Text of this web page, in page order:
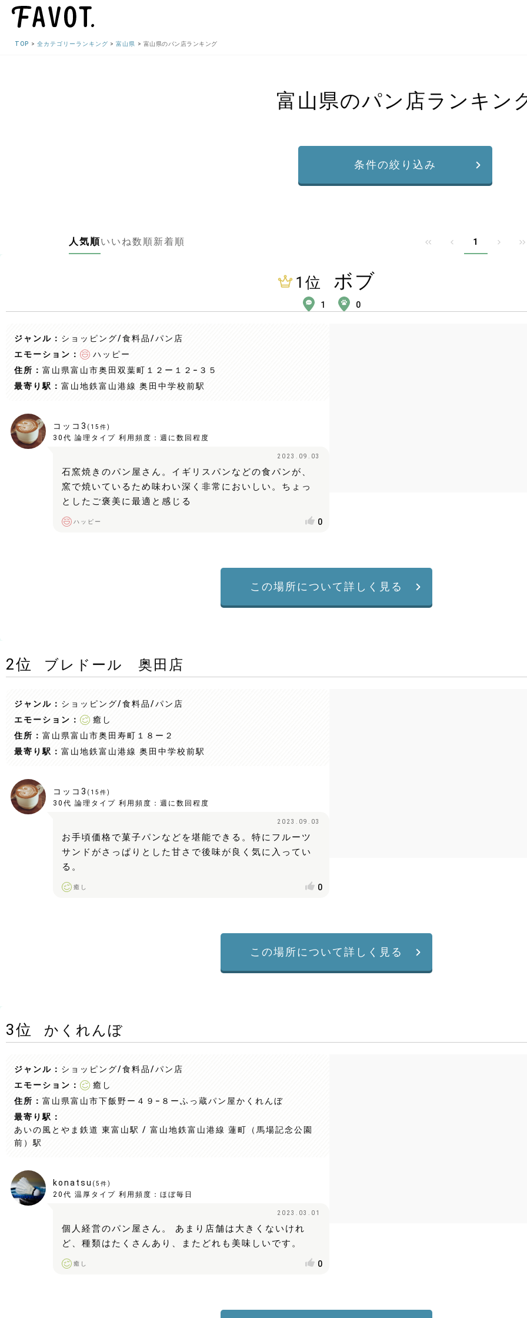
TOP 全カテゴリーランキング 富山県 富山県のパン店ランキング
富山県のパン店ランキン
条件の絞り込み
人気順いいね数順新着順 1
1 位 ボブ
1 0
ジャンル： ショッピング/食料品/パン店
エモーション：
ハッピー
住所： 富山県富山市奥田双葉町１２ー１２−３５
最寄り駅： 富山地鉄富山港線 奥田中学校前駅
コッコ3 ( 15 件)
30代 論理タイプ 利用頻度： 週に数回程度
2023.09.03
石窯焼きのパン屋さん。イギリスパンなどの食パンが、
窯で焼いているため味わい深く非常においしい。ちょっ
としたご褒美に最適と感じる
ハッピー 0
この場所について詳しく見る
2位 ブレドール 奥田店
ジャンル： ショッピング/食料品/パン店
エモーション：
癒し
住所： 富山県富山市奥田寿町１８ー２
最寄り駅： 富山地鉄富山港線 奥田中学校前駅
コッコ3 ( 15 件)
30代 論理タイプ 利用頻度： 週に数回程度
2023.09.03
お手頃価格で菓子パンなどを堪能できる。特にフルーツ
サンドがさっぱりとした甘さで後味が良く気に入ってい
る。
癒し 0
この場所について詳しく見る
3位 かくれんぼ
ジャンル： ショッピング/食料品/パン店
エモーション：
癒し
住所： 富山県富山市下飯野ー４９−８ーふっ蔵パン屋かくれんぼ
最寄り駅：
あいの風とやま鉄道 東富山駅 / 富山地鉄富山港線 蓮町（馬場記念公園
前）駅
konatsu ( 5 件)
20代 温厚タイプ 利用頻度： ほぼ毎日
2023.03.01
個人経営のパン屋さん。 あまり店舗は大きくないけれ
ど、種類はたくさんあり、またどれも美味しいです。
癒し 0